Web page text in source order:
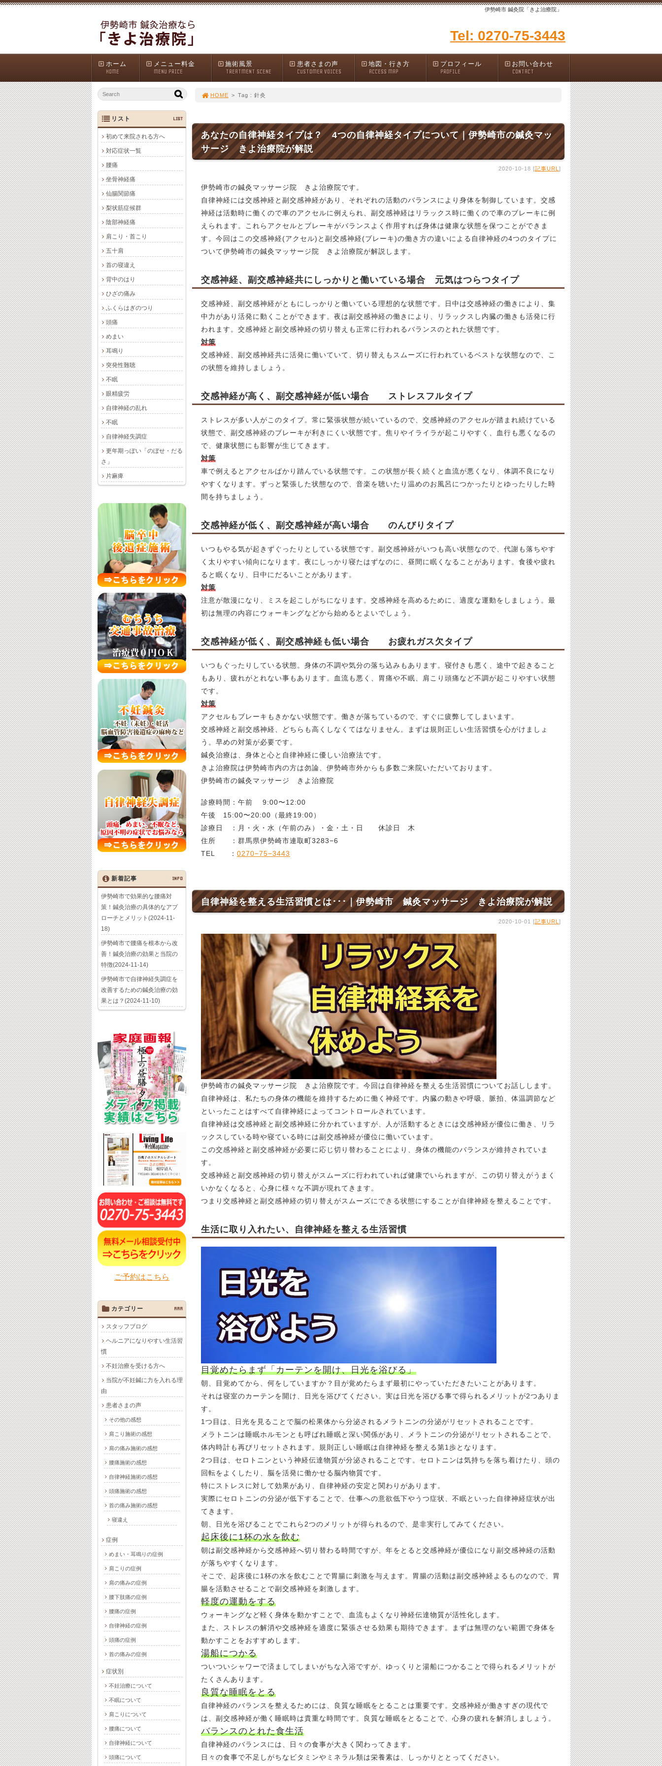
伊勢崎市 鍼灸院「きよ治療院」
Tel: 0270-75-3443
ホーム
HOME
メニュー料金
MENU PRICE
施術風景
TREATMENT SCENE
患者さまの声
CUSTOMER VOICES
地図・行き方
ACCESS MAP
プロフィール
PROFILE
お問い合わせ
CONTACT
HOME > Tag : 針灸
あなたの自律神経タイプは？ 4つの自律神経タイプについて｜伊勢崎市の鍼灸マッ
サージ きよ治療院が解説
2020-10-18 [記事URL ]
伊勢崎市の鍼灸マッサージ院 きよ治療院です。
自律神経には交感神経と副交感神経があり、それぞれの活動のバランスにより身体を制御しています。交感
神経は活動時に働くので車のアクセルに例えられ、副交感神経はリラックス時に働くので車のブレーキに例
えられます。これらアクセルとブレーキがバランスよく作用すれば身体は健康な状態を保つことができま
す。今回はこの交感神経(アクセル)と副交感神経(ブレーキ)の働き方の違いによる自律神経の4つのタイプに
ついて伊勢崎市の鍼灸マッサージ院 きよ治療院が解説します。
交感神経、副交感神経共にしっかりと働いている場合 元気はつらつタイプ
交感神経、副交感神経がともにしっかりと働いている理想的な状態です。日中は交感神経の働きにより、集
中力があり活発に動くことができます。夜は副交感神経の働きにより、リラックスし内臓の働きも活発に行
われます。交感神経と副交感神経の切り替えも正常に行われるバランスのとれた状態です。
対策
交感神経、副交感神経共に活発に働いていて、切り替えもスムーズに行われているベストな状態なので、こ
の状態を維持しましょう。
交感神経が高く、副交感神経が低い場合 ストレスフルタイプ
ストレスが多い人がこのタイプ。常に緊張状態が続いているので、交感神経のアクセルが踏まれ続けている
状態で、副交感神経のブレーキが利きにくい状態です。焦りやイライラが起こりやすく、血行も悪くなるの
で、健康状態にも影響が生じてきます。
対策
車で例えるとアクセルばかり踏んでいる状態です。この状態が長く続くと血流が悪くなり、体調不良になり
やすくなります。ずっと緊張した状態なので、音楽を聴いたり温めのお風呂につかったりとゆったりした時
間を持ちましょう。
交感神経が低く、副交感神経が高い場合 のんびりタイプ
いつもやる気が起きずぐったりとしている状態です。副交感神経がいつも高い状態なので、代謝も落ちやす
く太りやすい傾向になります。夜にしっかり寝たはずなのに、昼間に眠くなることがあります。食後や疲れ
ると眠くなり、日中にだるいことがあります。
対策
注意が散漫になり、ミスを起こしがちになります。交感神経を高めるために、適度な運動をしましょう。最
初は無理の内容にウォーキングなどから始めるとよいでしょう。
交感神経が低く、副交感神経も低い場合 お疲れガス欠タイプ
いつもぐったりしている状態。身体の不調や気分の落ち込みもあります。寝付きも悪く、途中で起きること
もあり、疲れがとれない事もあります。血流も悪く、胃痛や不眠、肩こり頭痛など不調が起こりやすい状態
です。
対策
アクセルもブレーキもきかない状態です。働きが落ちているので、すぐに疲弊してしまいます。
交感神経と副交感神経、どちらも高くしなくてはなりません。まずは規則正しい生活習慣を心がけましょ
う。早めの対策が必要です。
鍼灸治療は、身体と心と自律神経に優しい治療法です。
きよ治療院は伊勢崎市内の方は勿論、伊勢崎市外からも多数ご来院いただいております。
伊勢崎市の鍼灸マッサージ きよ治療院
診療時間：午前 9:00〜12:00
午後 15:00〜20:00（最終19:00）
診療日 ：月・火・水（午前のみ）・金・土・日 休診日 木
住所 ：群馬県伊勢崎市連取町3283−6
TEL ： 0270−75−3443
自律神経を整える生活習慣とは･･･｜伊勢崎市 鍼灸マッサージ きよ治療院が解説
2020-10-01 [記事URL ]
伊勢崎市の鍼灸マッサージ院 きよ治療院です。今回は自律神経を整える生活習慣についてお話しします。
自律神経は、私たちの身体の機能を維持するために働く神経です。内臓の動きや呼吸、脈拍、体温調節など
といったことはすべて自律神経によってコントロールされています。
自律神経は交感神経と副交感神経に分かれていますが、人が活動するときには交感神経が優位に働き、リラ
ックスしている時や寝ている時には副交感神経が優位に働いています。
この交感神経と副交感神経が必要に応じ切り替わることにより、身体の機能のバランスが維持されていま
す。
交感神経と副交感神経の切り替えがスムーズに行われていれば健康でいられますが、この切り替えがうまく
いかなくなると、心身に様々な不調が現れてきます。
つまり交感神経と副交感神経の切り替えがスムーズにできる状態にすることが自律神経を整えることです。
生活に取り入れたい、自律神経を整える生活習慣
目覚めたらまず「カーテンを開け、日光を浴びる」
朝、目覚めてから、何をしていますか？目が覚めたらまず最初にやっていただきたいことがあります。
それは寝室のカーテンを開け、日光を浴びてください。実は日光を浴びる事で得られるメリットが2つありま
す。
1つ目は、日光を見ることで脳の松果体から分泌されるメラトニンの分泌がリセットされることです。
メラトニンは睡眠ホルモンとも呼ばれ睡眠と深い関係があり、メラトニンの分泌がリセットされることで、
体内時計も再びリセットされます。規則正しい睡眠は自律神経を整える第1歩となります。
2つ目は、セロトニンという神経伝達物質が分泌されることです。セロトニンは気持ちを落ち着けたり、頭の
回転をよくしたり、脳を活発に働かせる脳内物質です。
特にストレスに対して効果があり、自律神経の安定と関わりがあります。
実際にセロトニンの分泌が低下することで、仕事への意欲低下やうつ症状、不眠といった自律神経症状が出
てきます。
朝、日光を浴びることでこれら2つのメリットが得られるので、是非実行してみてください。
起床後に1杯の水を飲む
朝は副交感神経から交感神経へ切り替わる時間ですが、年をとると交感神経が優位になり副交感神経の活動
が落ちやすくなります。
そこで、起床後に1杯の水を飲むことで胃腸に刺激を与えます。胃腸の活動は副交感神経よるものなので、胃
腸を活動させることで副交感神経を刺激します。
軽度の運動をする
ウォーキングなど軽く身体を動かすことで、血流もよくなり神経伝達物質が活性化します。
また、ストレスの解消や交感神経を適度に緊張させる効果も期待できます。まずは無理のない範囲で身体を
動かすことをおすすめします。
湯船につかる
ついついシャワーで済ましてしまいがちな入浴ですが、ゆっくりと湯船につかることで得られるメリットが
たくさんあります。
良質な睡眠をとる
自律神経のバランスを整えるためには、良質な睡眠をとることは重要です。交感神経が働きすぎの現代で
は、副交感神経が働く睡眠時は貴重な時間です。良質な睡眠をとることで、心身の疲れを解消しましょう。
バランスのとれた食生活
自律神経のバランスには、日々の食事が大きく関わってきます。
日々の食事で不足しがちなビタミンやミネラル類は栄養素は、しっかりととってください。
リスト LIST
初めて来院される方へ
対応症状一覧
腰痛
坐骨神経痛
仙腸関節痛
梨状筋症候群
陰部神経痛
肩こり・首こり
五十肩
首の寝違え
背中のはり
ひざの痛み
ふくらはぎのつり
頭痛
めまい
耳鳴り
突発性難聴
不眠
眼精疲労
自律神経の乱れ
不眠
自律神経失調症
更年期っぽい「のぼせ・だる
さ」
片麻痺
新着記事 INFO
伊勢崎市で効果的な腰痛対
策！鍼灸治療の具体的なアプ
ローチとメリット(2024-11-
18)
伊勢崎市で腰痛を根本から改
善！鍼灸治療の効果と当院の
特徴(2024-11-14)
伊勢崎市で自律神経失調症を
改善するための鍼灸治療の効
果とは？(2024-11-10)
ご予約はこちら
カテゴリー AAA
スタッフブログ
ヘルニアになりやすい生活習
慣
不妊治療を受ける方へ
当院が不妊鍼に力を入れる理
由
患者さまの声
その他の感想
肩こり施術の感想
肩の痛み施術の感想
腰痛施術の感想
自律神経施術の感想
頭痛施術の感想
首の痛み施術の感想
寝違え
症例
めまい・耳鳴りの症例
肩こりの症例
肩の痛みの症例
腰下肢痛の症例
腰痛の症例
自律神経の症例
頭痛の症例
首の痛みの症例
症状別
不妊治療について
不眠について
肩こりについて
腰痛について
自律神経について
頭痛について